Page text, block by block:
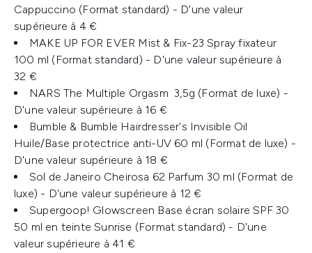
Cappuccino (Format standard) ​- D'une valeur
supérieure à 4 €
MAKE UP FOR EVER Mist & Fix-23 Spray fixateur
100 ml (Format standard) - D'une valeur supérieure à
32 €
NARS The Multiple Orgasm ​ 3,5g (Format de luxe) -
D'une valeur supérieure à 16 €
Bumble & Bumble Hairdresser's Invisible Oil
Huile/Base protectrice anti-UV ​60 ml (Format de luxe) -
D'une valeur supérieure à 18 €
Sol de Janeiro Cheirosa 62 Parfum 30 ml (Format de
luxe) - D'une valeur supérieure à 12 €
Supergoop! Glowscreen Base écran solaire SPF 30
50 ml en teinte Sunrise (Format standard) - D'une
valeur supérieure à 41 €